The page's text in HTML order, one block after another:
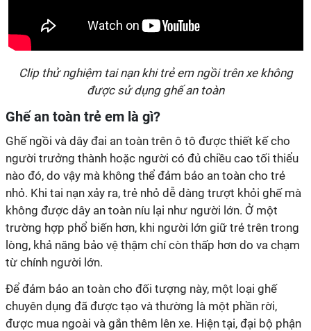
Clip thử nghiệm tai nạn khi trẻ em ngồi trên xe không
được sử dụng ghế an toàn
Ghế an toàn trẻ em là gì?
Ghế ngồi và dây đai an toàn trên ô tô được thiết kế cho
người trưởng thành hoặc người có đủ chiều cao tối thiểu
nào đó, do vậy mà không thể đảm bảo an toàn cho trẻ
nhỏ. Khi tai nạn xảy ra, trẻ nhỏ dễ dàng trượt khỏi ghế mà
không được dây an toàn níu lại như người lớn. Ở một
trường hợp phổ biến hơn, khi người lớn giữ trẻ trên trong
lòng, khả năng bảo vệ thậm chí còn thấp hơn do va chạm
từ chính người lớn.
Để đảm bảo an toàn cho đối tượng này, một loại ghế
chuyên dụng đã được tạo và thường là một phần rời,
được mua ngoài và gắn thêm lên xe. Hiện tại, đại bộ phận